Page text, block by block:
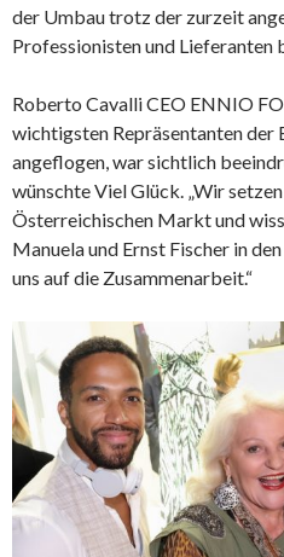
der Umbau trotz der zurzeit
Professionisten und Lieferanten
Roberto Cavalli CEO ENNIO
wichtigsten Repräsentanten der
angeflogen, war sichtlich
wünschte Viel Glück. „Wir
Österreichischen Markt und
Manuela und Ernst Fischer in
uns auf die Zusammenarbeit.“